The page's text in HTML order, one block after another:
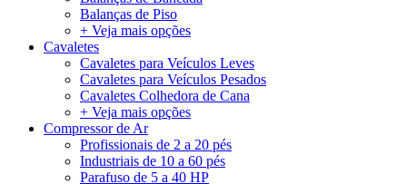
Balanças de Piso
+ Veja mais opções
Cavaletes
Cavaletes para Veículos Leves
Cavaletes para Veículos Pesados
Cavaletes Colhedora de Cana
+ Veja mais opções
Compressor de Ar
Profissionais de 2 a 20 pés
Industriais de 10 a 60 pés
Parafuso de 5 a 40 HP